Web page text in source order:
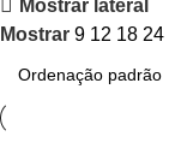
Mostrar lateral
Mostrar 9 12 18 24